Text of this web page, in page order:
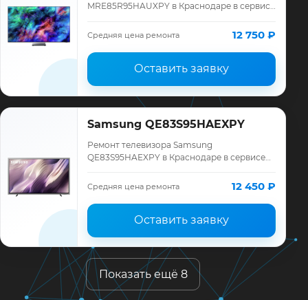
MRE85R95HAUXPY в Краснодаре в сервисе
Samsung, смета до ремонта, запчасти и
Средняя цена ремонта 12 750 ₽
Оставить заявку
Samsung QE83S95HAEXPY
Ремонт телевизора Samsung
QE83S95HAEXPY в Краснодаре в сервисе
Samsung, смета до ремонта, запчасти и
гарантия до 12 месяц…
Средняя цена ремонта 12 450 ₽
Оставить заявку
Показать ещё 8